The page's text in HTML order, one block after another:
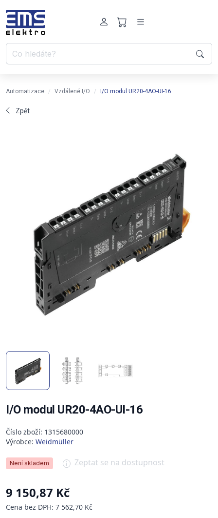
Automatizace Vzdálené I/O I/O modul UR20-4AO-UI-16
Zpět
I/O modul UR20-4AO-UI-16
Číslo zboží: 1315680000
Výrobce: Weidmüller
Není skladem Zeptat se na dostupnost
9 150,87 Kč
Cena bez DPH: 7 562,70 Kč